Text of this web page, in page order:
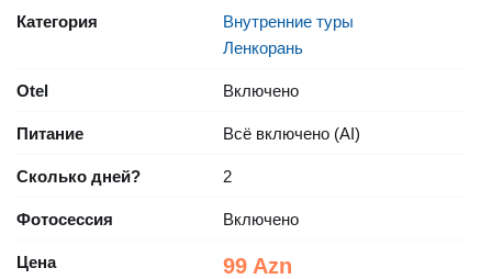
Категория
Внутренние туры
Ленкорань
Otel Включено
Питание Всё включено (AI)
Сколько дней? 2
Фотосессия Включено
Цена 99 Azn